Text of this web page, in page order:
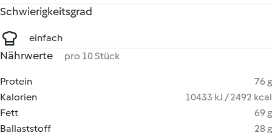
Schwierigkeitsgrad
einfach
Nährwerte pro 10 Stück
Protein
76 g
Kalorien
10433 kJ / 2492 kcal
Fett
69 g
Ballaststoff
28 g